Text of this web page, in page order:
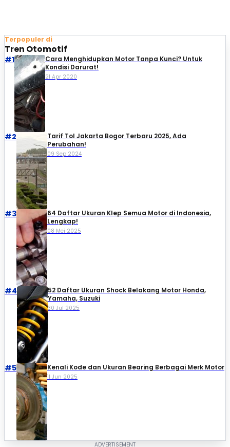
Terpopuler di
Tren Otomotif
#1
Cara Menghidupkan Motor Tanpa Kunci? Untuk
Kondisi Darurat!
21 Apr 2020
#2
Tarif Tol Jakarta Bogor Terbaru 2025, Ada
Perubahan!
09 Sep 2024
#3
64 Daftar Ukuran Klep Semua Motor di Indonesia,
Lengkap!
08 Mei 2025
#4
52 Daftar Ukuran Shock Belakang Motor Honda,
Yamaha, Suzuki​
30 Jul 2025
#5 Kenali Kode dan Ukuran Bearing Berbagai Merk Motor
11 Jun 2025